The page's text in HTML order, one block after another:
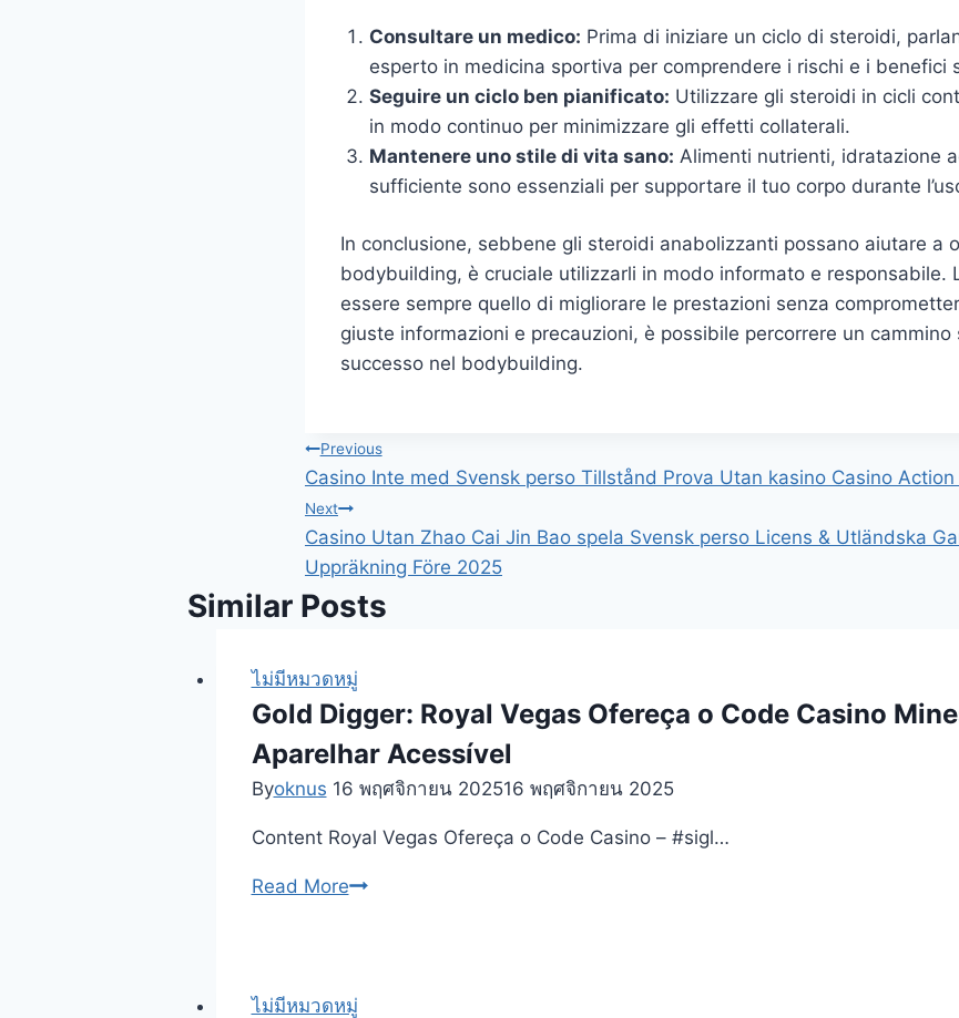
Consultare un medico: Prima di iniziare un ciclo di steroidi,
esperto in medicina sportiva per comprendere i rischi e i benefici
Seguire un ciclo ben pianificato: Utilizzare gli steroidi in cicli
in modo continuo per minimizzare gli effetti collaterali.
Mantenere uno stile di vita sano: Alimenti nutrienti, idratazione
sufficiente sono essenziali per supportare il tuo corpo durante
In conclusione, sebbene gli steroidi anabolizzanti possano aiutare a
bodybuilding, è cruciale utilizzarli in modo informato e responsabile.
essere sempre quello di migliorare le prestazioni senza
giuste informazioni e precauzioni, è possibile percorrere un cammino
successo nel bodybuilding.
แนะแนว
เรื่อง
Previous
Casino Inte med Svensk perso Tillstånd Prova Utan kasino Casino
Next
Casino Utan Zhao Cai Jin Bao spela Svensk perso Licens & Utländska
Uppräkning Före 2025
Similar Posts
ไม่มีหมวดหมู่
Gold Digger: Royal Vegas Ofereça o Code Casino
Aparelhar Acessível
Byoknus 16 พฤศจิกายน 202516 พฤศจิกายน 2025
Content Royal Vegas Ofereça o Code Casino – #sigl…
Read MoreGold
Ofereça
ไม่มีหมวดหมู่